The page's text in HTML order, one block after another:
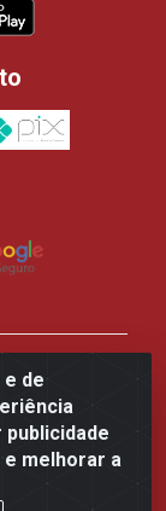
de
melhorar a
de
Vermelho,
- CNPJ